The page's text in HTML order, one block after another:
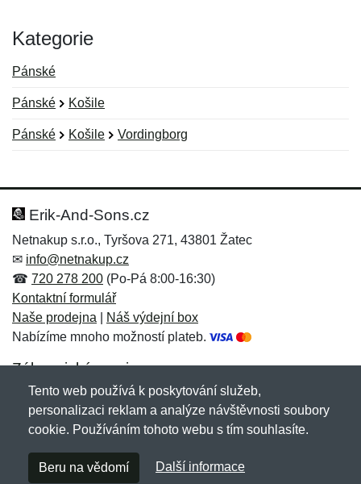
Kategorie
Pánské
Pánské Košile
Pánské Košile Vordingborg
Hodnocení:
Jméno: *
Zpráva*
Jméno:
E-mail:*
Erik-And-Sons.cz
Netnakup s.r.o., Tyršova 271, 43801 Žatec
✉ info@netnakup.cz
☎ 720 278 200 (Po-Pá 8:00-16:30)
Kontaktní formulář
Naše prodejna
Náš výdejní box
Nabízíme mnoho možností plateb.
Zákaznický servis
Novinky emailem
Copyright © 2007-2026 (19 let s vámi)Netnakup.cz
Tento web používá k poskytování služeb,
personalizaci reklam a analýze návštěvnosti soubory
cookie. Používáním tohoto webu s tím souhlasíte.
Beru na vědomí Další informace